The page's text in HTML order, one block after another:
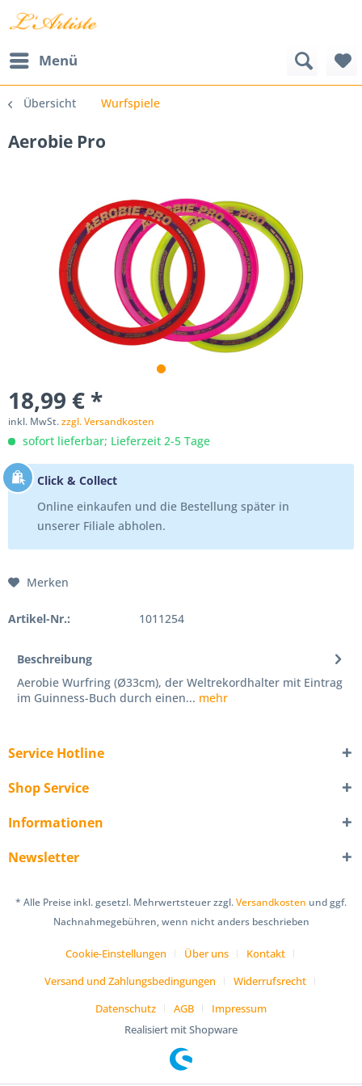
Menü
Übersicht Wurfspiele
Aerobie Pro
18,99 € *
inkl. MwSt.zzgl. Versandkosten
sofort lieferbar; Lieferzeit 2-5 Tage
Click & Collect
Online einkaufen und die Bestellung später in
unserer Filiale abholen.
Merken
Artikel-Nr.: 1011254
Beschreibung
Aerobie Wurfring (Ø33cm), der Weltrekordhalter mit Eintrag
im Guinness-Buch durch einen... mehr
Service Hotline
Shop Service
Informationen
Newsletter
* Alle Preise inkl. gesetzl. Mehrwertsteuer zzgl.Versandkosten und ggf.
Nachnahmegebühren, wenn nicht anders beschrieben
Cookie-Einstellungen Über uns
Kontakt
Versand und Zahlungsbedingungen
Widerrufsrecht
Datenschutz
AGB
Impressum
Realisiert mit Shopware